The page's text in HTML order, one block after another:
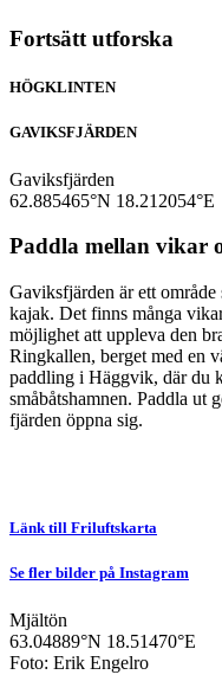
Fortsätt utforska
HÖGKLINTEN
GAVIKSFJÄRDEN
Gaviksfjärden
62.885465°N 18.212054°E
Paddla mellan vikar
Gaviksfjärden är ett område
kajak. Det finns många
möjlighet att uppleva den
Ringkallen, berget med en
paddling i Häggvik, där du
småbåtshamnen. Paddla ut
fjärden öppna sig.
Länk till Friluftskarta
Se fler bilder på Instagram
Mjältön
63.04889°N 18.51470°E
Foto: Erik Engelro